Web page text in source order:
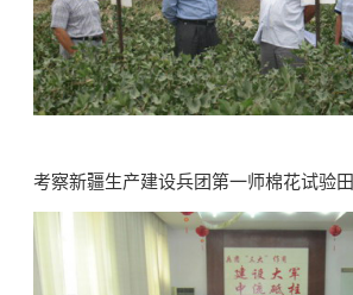
考察新疆生产建设兵团第一师棉花试验田